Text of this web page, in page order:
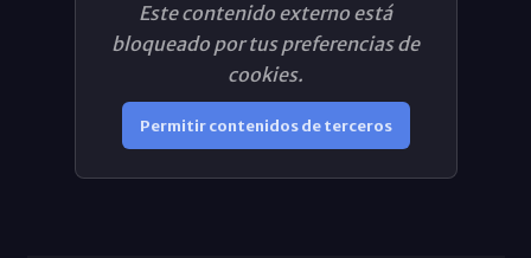
Este contenido externo está
bloqueado por tus preferencias de
cookies.
Permitir contenidos de terceros